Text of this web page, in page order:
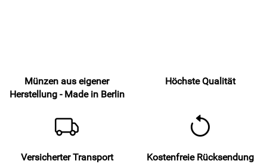
Münzen aus eigener
Herstellung - Made in Berlin
Höchste Qualität
Versicherter Transport Kostenfreie Rücksendung